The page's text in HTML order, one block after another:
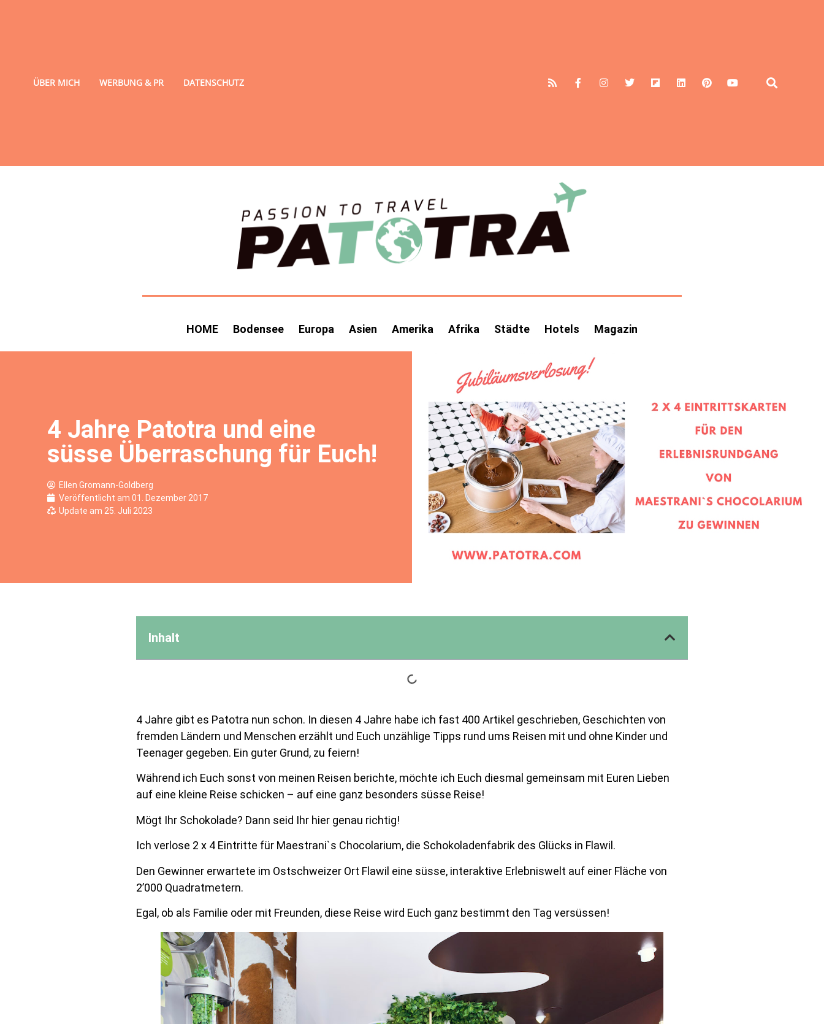
ÜBER MICH WERBUNG & PR DATENSCHUTZ
HOME Bodensee Europa Asien Amerika Afrika Städte Hotels Magazin
4 Jahre Patotra und eine
süsse Überraschung für Euch!
Ellen Gromann-Goldberg
Veröffentlicht am 01. Dezember 2017
Update am 25. Juli 2023
Inhalt
4 Jahre gibt es Patotra nun schon. In diesen 4 Jahre habe ich fast 400 Artikel geschrieben, Geschichten von
fremden Ländern und Menschen erzählt und Euch unzählige Tipps rund ums Reisen mit und ohne Kinder und
Teenager gegeben. Ein guter Grund, zu feiern!
Während ich Euch sonst von meinen Reisen berichte, möchte ich Euch diesmal gemeinsam mit Euren Lieben
auf eine kleine Reise schicken – auf eine ganz besonders süsse Reise!
Mögt Ihr Schokolade? Dann seid Ihr hier genau richtig!
Ich verlose 2 x 4 Eintritte für Maestrani`s Chocolarium, die Schokoladenfabrik des Glücks in Flawil.
Den Gewinner erwartete im Ostschweizer Ort Flawil eine süsse, interaktive Erlebniswelt auf einer Fläche von
2’000 Quadratmetern.
Egal, ob als Familie oder mit Freunden, diese Reise wird Euch ganz bestimmt den Tag versüssen!